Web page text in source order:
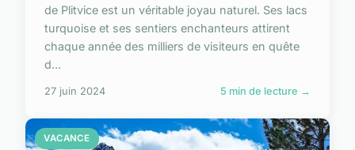
de Plitvice est un véritable joyau naturel. Ses lacs
turquoise et ses sentiers enchanteurs attirent
chaque année des milliers de visiteurs en quête
d...
27 juin 2024 5 min de lecture →
VACANCE